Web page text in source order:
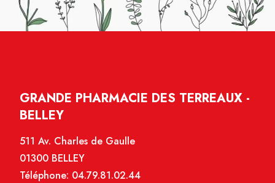
GRANDE PHARMACIE DES TERREAUX -
BELLEY
511 Av. Charles de Gaulle
01300 BELLEY
Téléphone: 04.79.81.02.44